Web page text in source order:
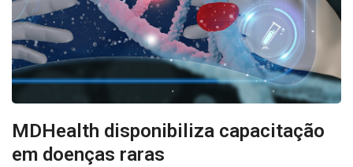
MDHealth disponibiliza capacitação
em doenças raras